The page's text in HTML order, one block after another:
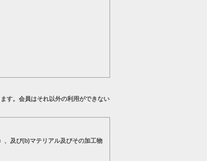
す。会員はそれ以外の利用ができない
及び(b)マテリアル及びその加工物